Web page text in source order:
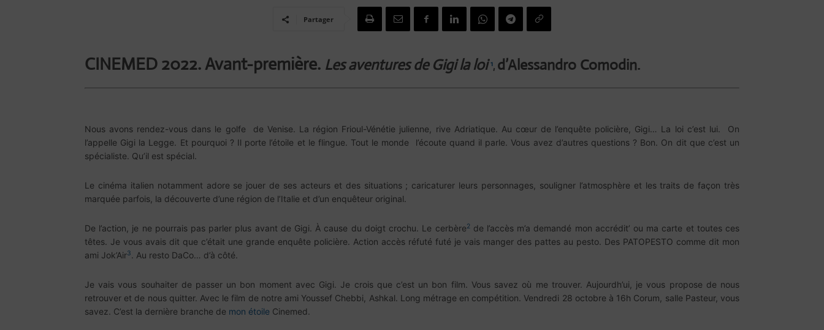
Partager
CINEMED 2022. Avant-première. Les aventures de Gigi la loi1, d’Alessandro Comodin.
Nous avons rendez-vous dans le golfe de Venise. La région Frioul-Vénétie julienne, rive Adriatique. Au cœur de l’enquête policière, Gigi… La loi c’est lui. On
l’appelle Gigi la Legge. Et pourquoi ? Il porte l’étoile et le flingue. Tout le monde l’écoute quand il parle. Vous avez d’autres questions ? Bon. On dit que c’est un
spécialiste. Qu’il est spécial.
Le cinéma italien notamment adore se jouer de ses acteurs et des situations ; caricaturer leurs personnages, souligner l’atmosphère et les traits de façon très
marquée parfois, la découverte d’une région de l’Italie et d’un enquêteur original.
De l’action, je ne pourrais pas parler plus avant de Gigi. À cause du doigt crochu. Le cerbère2de l’accès m’a demandé mon accrédit’ ou ma carte et toutes ces
têtes. Je vous avais dit que c’était une grande enquête policière. Action accès réfuté futé je vais manger des pattes au pesto. Des PATOPESTO comme dit mon
ami Jok’Air3. Au resto DaCo… d’à côté.
Je vais vous souhaiter de passer un bon moment avec Gigi. Je crois que c’est un bon film. Vous savez où me trouver. Aujourdh’ui, je vous propose de nous
retrouver et de nous quitter. Avec le film de notre ami Youssef Chebbi, Ashkal. Long métrage en compétition. Vendredi 28 octobre à 16h Corum, salle Pasteur, vous
savez. C’est la dernière branche de mon étoile Cinemed.